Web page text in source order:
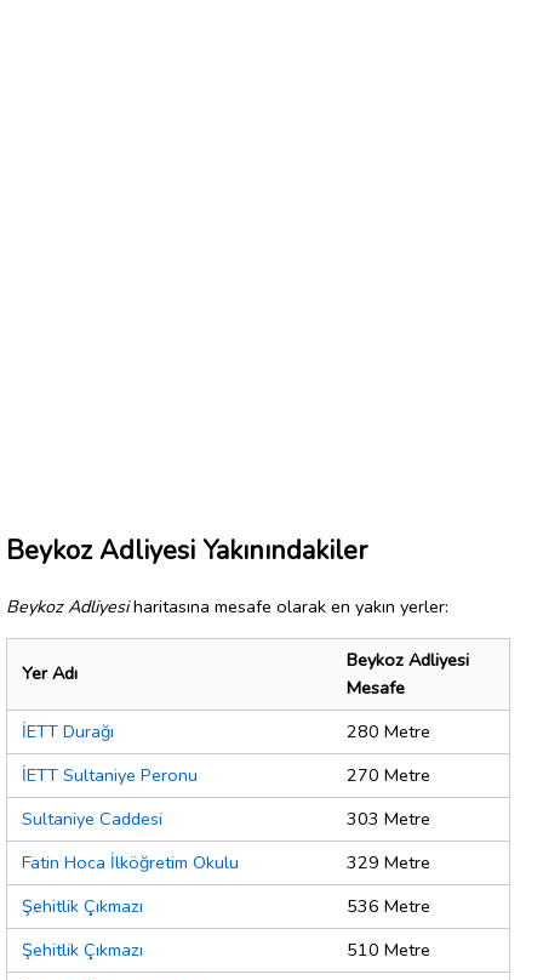
Beykoz Adliyesi Yakınındakiler
Beykoz Adliyesiharitasına mesafe olarak en yakın yerler:
Yer Adı
Beykoz Adliyesi
Mesafe
İETT Durağı
280 Metre
İETT Sultaniye Peronu
270 Metre
Sultaniye Caddesi
303 Metre
Fatin Hoca İlköğretim Okulu
329 Metre
Şehitlik Çıkmazı
536 Metre
Şehitlik Çıkmazı
510 Metre